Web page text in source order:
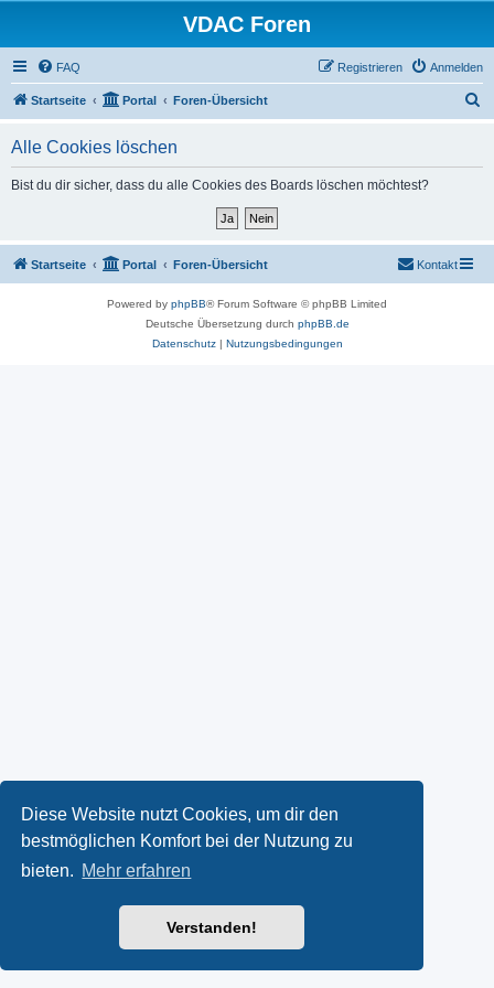
Diese Website nutzt Cookies, um dir den
bestmöglichen Komfort bei der Nutzung zu
bieten. Mehr erfahren
Verstanden!
VDAC Foren
FAQ Anmelden
Registrieren
Startseite Portal Foren-Übersicht
Alle Cookies löschen
Bist du dir sicher, dass du alle Cookies des Boards löschen möchtest?
Startseite Portal Foren-Übersicht Kontakt
Powered by phpBB® Forum Software © phpBB Limited
Deutsche Übersetzung durch phpBB.de
Datenschutz| Nutzungsbedingungen